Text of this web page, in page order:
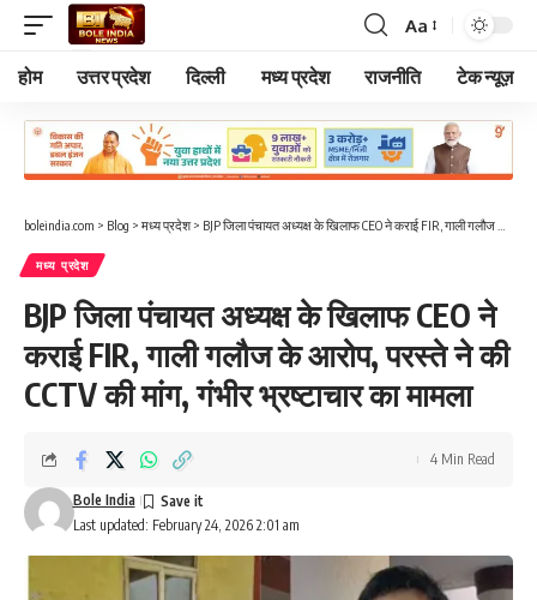
Font
Resizer
Aa
होम उत्तर प्रदेश दिल्ली मध्य प्रदेश राजनीति टेक न्यूज़
boleindia.com > Blog > मध्य प्रदेश> BJP जिला पंचायत अध्यक्ष के खिलाफ CEO ने कराई FIR, गाली गलौज के आरोप, परस्ते ने की CCTV की मांग, गंभीर भ्रष्टाचार का मामला
मध्य प्रदेश
BJP जिला पंचायत अध्यक्ष के खिलाफ CEO ने
कराई FIR, गाली गलौज के आरोप, परस्ते ने की
CCTV की मांग, गंभीर भ्रष्टाचार का मामला
Last updated: February 24, 2026 2:01 am
Bole India
4 Min Read